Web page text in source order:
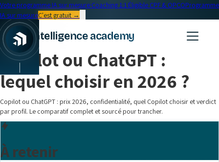
|
Votre programme IA sur mesure·Coaching 1:1·Éligible CPF & OPCOProgramme
IA sur mesureC'est gratuit →
intelligence academy
← Blog
Formation IA• 16 min read
Copilot ou ChatGPT :
lequel choisir en 2026 ?
Copilot ou ChatGPT : prix 2026, confidentialité, quel Copilot choisir et verdict
par profil. Le comparatif complet et sourcé pour trancher.
À retenir